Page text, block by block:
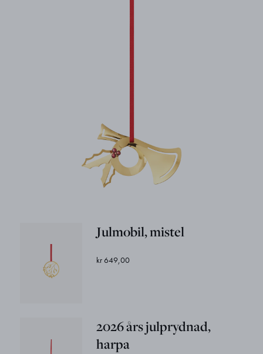
Julmobil, mistel
kr 649,00
2026 års julprydnad,
harpa